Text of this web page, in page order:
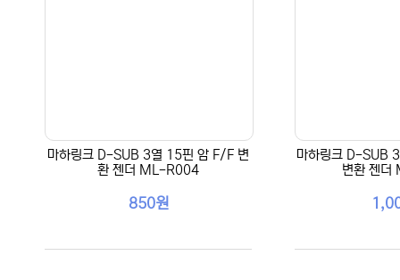
마하링크 D-SUB 3열 15핀 암 F/F 변
환 젠더 ML-R004
850원
마하링크 D-SUB
변환 젠